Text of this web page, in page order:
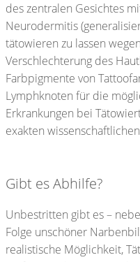
des zentralen Gesichtes
Neurodermitis
tätowieren zu lassen
Verschlechterung des
Farbpigmente von
Lymphknoten für die
Erkrankungen bei
exakten
Gibt es Abhilfe?
Unbestritten gibt es –
Folge unschöner
realistische Möglichkeit,